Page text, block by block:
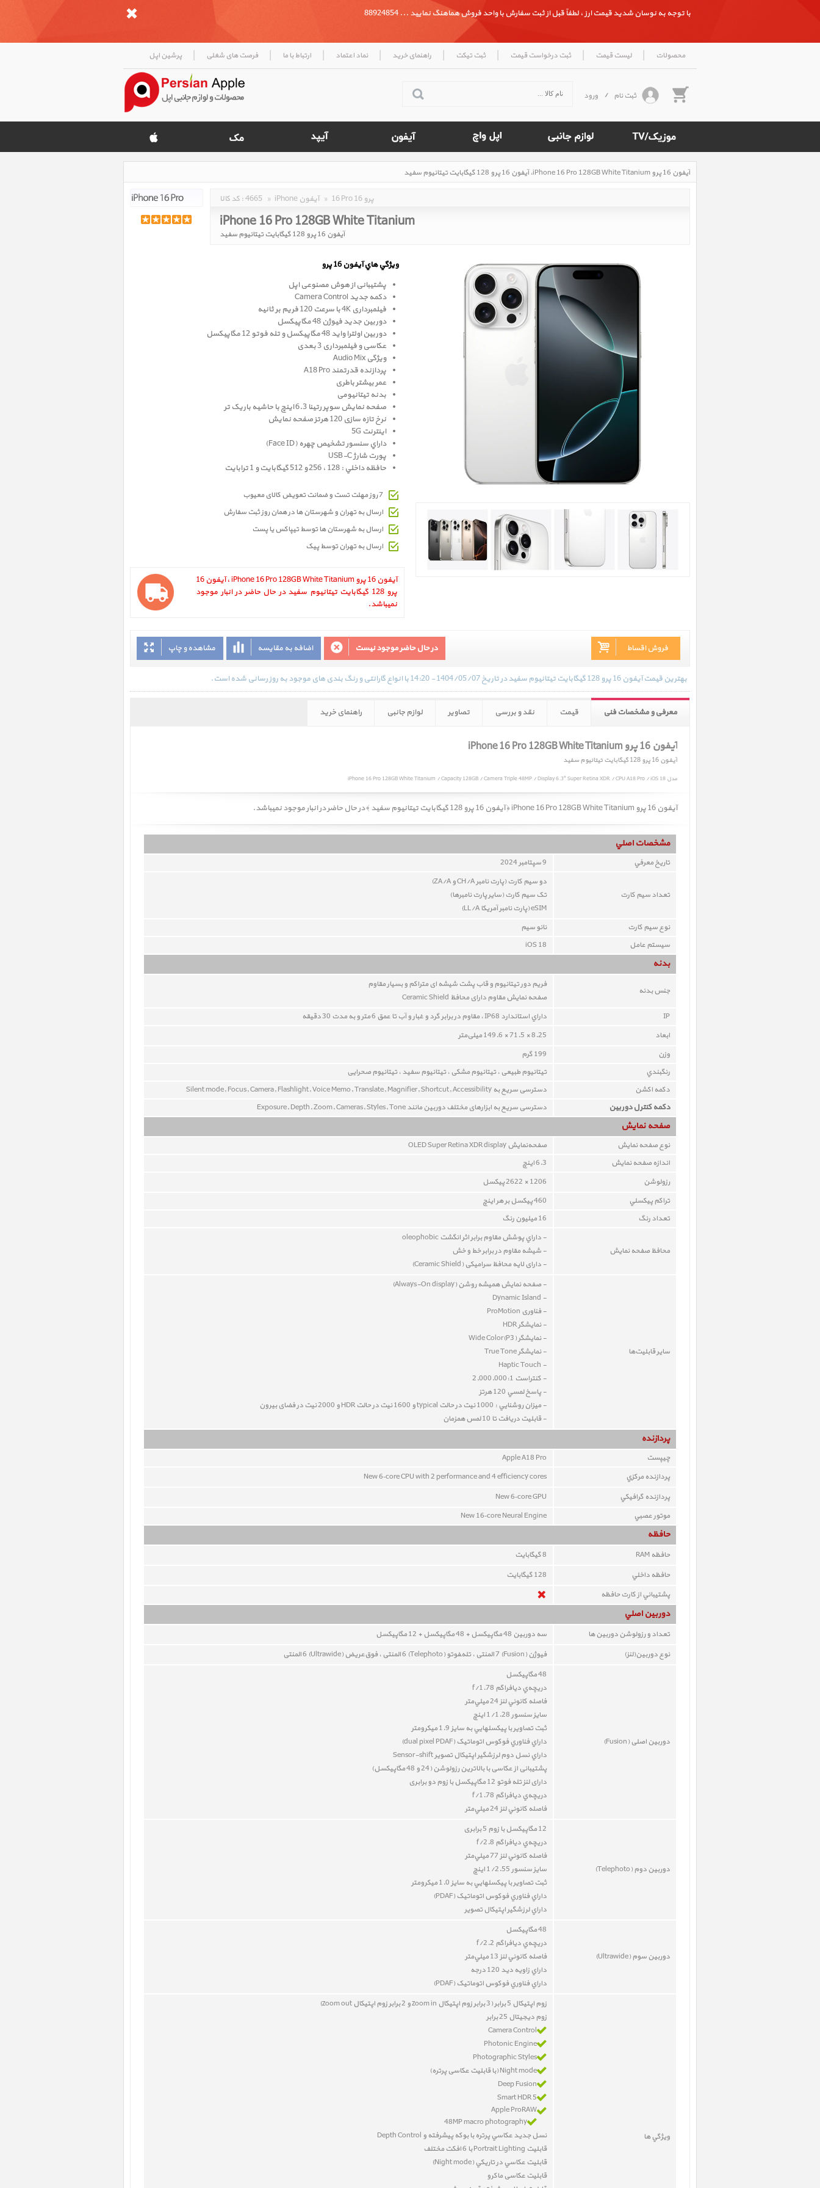
با توجه به نوسان شدید قیمت ارز ، لطفاً قبل از ثبت سفارش با واحد فروش هماهنگ نمایید ... 88924854
محصولات | لیست قیمت | ثبت درخواست قیمت | ثبت تیکت | راهنمای خرید | نماد اعتماد | ارتباط با ما | فرصت های شغلی | پرشین اپل
ثبت نام / ورود
آیفون 16 پرو iPhone 16 Pro 128GB White Titanium، آیفون 16 پرو 128 گیگابایت تیتانیوم سفید
Rated
کد کالا :4665 » iPhone آیفون » 16 Pro 16 پرو
iPhone 16 Pro 128GB White Titanium
آیفون 16 پرو 128 گیگابایت تیتانیوم سفید
ويژگي هاي آيفون 16 پرو
پشتیبانی از هوش مصنوعی اپل
دکمه جدید Camera Control
فیلمبرداری 4K با سرعت 120 فریم بر ثانیه
دوربین جدید فیوژن 48 مگاپیکسل
دوربین اولترا واید 48 مگاپیکسل و تله فوتو 12 مگاپيکسل
عکاسی و فیلمبرداری 3 بعدی
ویژگی Audio Mix
پردازنده قدرتمند A18 Pro
عمر بیشتر باطری
بدنه تیتانیومی
صفحه نمايش سوپر رتينا 6.3 اينچ با حاشیه باریک تر
نرخ تازه سازی 120 هرتز صفحه نمایش
اینترنت 5G
داراي سنسور تشخيص چهره (Face ID)
پورت شارژ USB-C
حافظه داخلي : 128 ، 256 و 512 گيگابايت و 1 ترابایت
7 روز مهلت تست و ضمانت تعویض کالای معیوب
ارسال به تهران و شهرستان ها در همان روز ثبت سفارش
ارسال به شهرستان ها توسط تیپاکس یا پست
ارسال به تهران توسط پیک
آیفون 16 پرو iPhone 16 Pro 128GB White Titanium ، آیفون 16
پرو 128 گیگابایت تیتانیوم سفید در حال حاضر در انبار موجود
نمیباشد.
مشاهده و چاپ اضافه به مقایسه در حال حاضر موجود نیست فروش اقساط
بهترین قیمت آیفون 16 پرو 128 گیگابایت تیتانیوم سفید در تاریخ 1404/05/07 - 14:20 با انواع گارانتی و رنگ بندی های موجود به روز رسانی شده است.
معرفی و مشخصات فنی قیمت نقد و بررسی تصاویر لوازم جانبی راهنمای خرید
آیفون 16 پرو iPhone 16 Pro 128GB White Titanium
آیفون 16 پرو 128 گیگابایت تیتانیوم سفید
مدل iPhone 16 Pro 128GB White Titanium / Capacity 128GB / Camera Triple 48MP / Display 6.3" Super Retina XDR / CPU A18 Pro / iOS 18
آیفون 16 پرو iPhone 16 Pro 128GB White Titanium ﴿ آیفون 16 پرو 128 گیگابایت تیتانیوم سفید ﴾ در حال حاضر در انبار موجود نمیباشد.
مشخصات اصلي
تاريخ معرفي 9 سپتامبر 2024
تعداد سيم کارت
دو سيم کارت (پارت نامبر CH/A و ZA/A)
تک سیم کارت (سایر پارت نامبرها)
eSIM (پارت نامبر آمریکا LL/A)
نوع سيم کارت
نانو سيم
سيستم عامل
iOS 18
بدنه
جنس بدنه
فريم دور تیتانیوم و قاب پشت شيشه ای متراکم و بسيار مقاوم
صفحه نمایش مقاوم دارای محافظ Ceramic Shield
IP
داراي استاندارد IP68 ، مقاوم در برابر گرد و غبار و آب تا عمق 6 متر و به مدت 30 دقيقه
ابعاد
8.25 × 71.5 × 149.6 میلی‌متر
وزن
199 گرم
رنگبندي
تیتانیوم طبیعی ، تیتانیوم مشکی ، تیتانیوم سفید ، تیتانیوم صحرایی
دکمه اکشن
دسترسی سریع به Silent mode, Focus, Camera, Flashlight, Voice Memo, Translate, Magnifier, Shortcut, Accessibility
دکمه کنترل دوربین دسترسی سریع به ابزارهای مختلف دوربین مانند Exposure, Depth, Zoom, Cameras, Styles, Tone
صفحه نمايش
نوع صفحه نمايش
صفحه‌نمايش OLED Super Retina XDR display
اندازه صفحه نمايش
6.3 اينچ
رزولوشن
1206 × 2622 پیکسل
تراکم پيکسلي
460 پيکسل بر هر اينچ
تعداد رنگ
16 ميليون رنگ
محافظ صفحه نمايش
- داراي پوشش مقاوم برابر اثر انگشت oleophobic
- شيشه‌ مقاوم در برابر خط و خش
- دارای لایه محافظ سرامیکی (Ceramic Shield
)
ساير قابليت‌ها
- صفحه نمایش همیشه روشن (Always-On display)
- Dynamic Island
- فناوری ProMotion
- نمايشگر HDR
- نمايشگر Wide Color(P3)
- نمايشگر True Tone
- Haptic Touch
- کنتراست 2,000,000:1
- پاسخ لمسي 120 هرتز
- ميزان روشنايي : 1000 نيت در حالت typical و 1600 نيت در حالت HDR و 2000 نیت در فضای بیرون
- قابليت دريافت تا 10 لمس همزمان
پردازنده
چيپست
Apple A18 Pro
پردازنده مرکزي
New 6‑core CPU with 2 performance and 4 efficiency cores
پردازنده گرافيکي
New 6‑core GPU
موتور عصبي
New 16‑core Neural Engine
حافظه
حافظه RAM 8گيگابايت
حافظه داخلي
128گيگابايت
پشتيباني از کارت حافظه
دوربين اصلي
تعداد و رزولوشن دوربين ها سه دوربين 48 مگاپيکسل + 48 مگاپيکسل + 12
مگاپيکسل
نوع دوربين(لنز)
فیوژن (Fusion) 7 المنتی ، تله‌‍فوتو (Telephoto) 6 المنتی ، فوق‌عريض (Ultrawide) 6 المنتی
دوربين اصلی (Fusion
)
48 مگاپیکسل
دريچه‌ي ديافراگم f/1.78
فاصله کانوني لنز 24 ميلي‌متر
سايز سنسور 1/1.28 اينچ
ثبت تصاوير با پيکسل‎هايي به سايز 1.9 ميکرومتر
داراي فناوري فوکوس اتوماتيک (dual pixel PDAF
)
داراي نسل دوملرزشگير اپتيکال تصويرSensor-shift
پشتیبانی از عکاسی با بالاترین رزولوشن (24 و 48 مگاپیکسل)
دارای لنز تله فوتو 12 مگاپیکسل با زوم دو برابری
دريچه‌ي ديافراگم f/1.78
فاصله کانوني لنز 24 ميلي‌متر
دوربين دوم (Telephoto
)
12 مگاپیکسل با زوم 5 برابری
دريچه‌ي ديافراگم f/2.8
فاصله کانوني لنز 77 ميلي‌متر
سايز سنسور 1/2.55 اينچ
ثبت تصاوير با پيکسل‎هايي به سايز 1.0 ميکرومتر
داراي فناوري فوکوس اتوماتيک (PDAF)
دارايلرزشگير اپتيکال تصوير
دوربين سوم (Ultrawide
)
48 مگاپیکسل
دريچه‌ي ديافراگم f/2.2
فاصله کانوني لنز 13 ميلي‌متر
داراي زاويه ديد 120 درجه
داراي فناوري فوکوس اتوماتيک (PDAF)
ويژگي ها
زوم اپتیکال 5 برابر (3 برابر زوم اپتیکال zoom in و 2 برابر زوم اپتیکال zoom out)
زوم دیجیتال 25 برابر
Camera Control
Photonic Engine
Photographic Styles
Night mode (با قابلیت عکاسی پرتره)
Deep Fusion
Smart HDR 5
Apple ProRAW
48MP macro photography
نسل جدید عکاسي پرتره با بوکه پيشرفته و Depth Control
قابليت Portrait Lighting با 6 افکت مختلف
قابليت عکاسي در تاريکي (Night mode)
قابلیت عکاسی ماکرو